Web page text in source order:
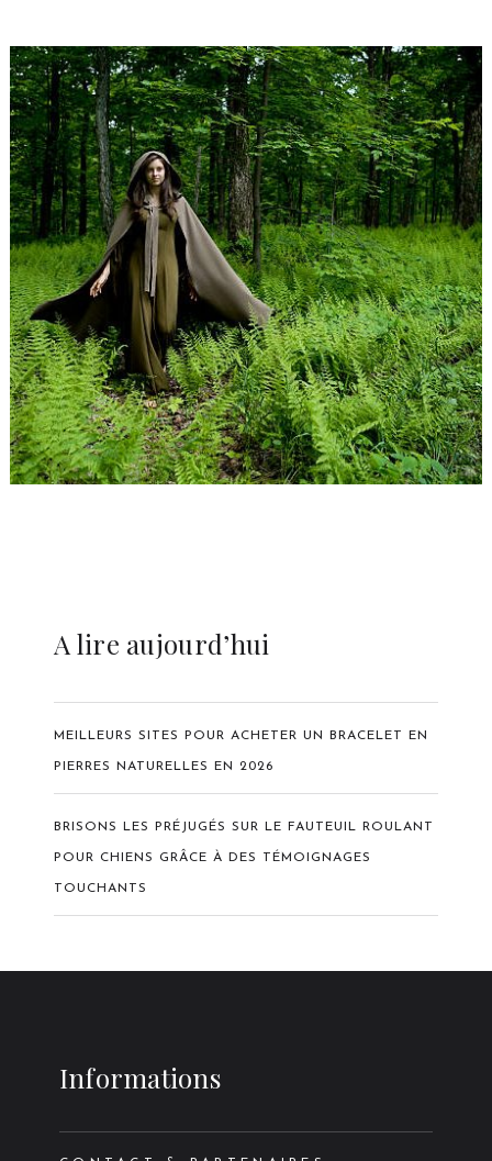
A lire aujourd’hui
MEILLEURS SITES POUR ACHETER UN BRACELET EN
PIERRES NATURELLES EN 2026
BRISONS LES PRÉJUGÉS SUR LE FAUTEUIL ROULANT
POUR CHIENS GRÂCE À DES TÉMOIGNAGES
TOUCHANTS
Informations